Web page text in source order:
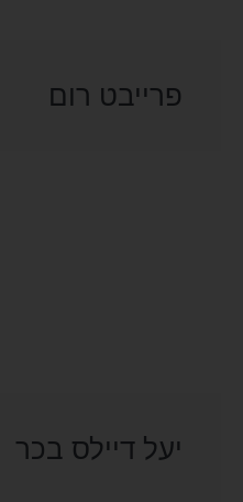
פרייבט רום
יעל דיילס בכר